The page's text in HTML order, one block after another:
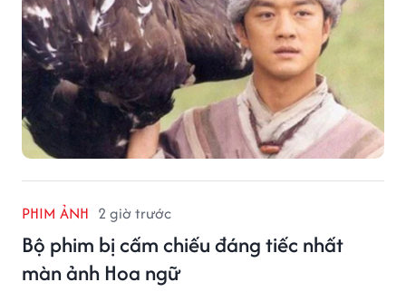
PHIM ẢNH 2 giờ trước
Bộ phim bị cấm chiếu đáng tiếc nhất
màn ảnh Hoa ngữ